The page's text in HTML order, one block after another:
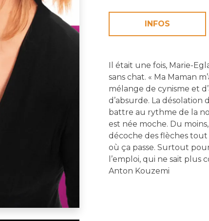
INFOS
Il était une fois, Marie-
sans chat. « Ma Maman
mélange de cynisme et
d’absurde. La
battre au rythme de la
est née moche. Du
décoche des flèches
où ça passe. Surtout
l’emploi, qui ne sait plus
Anton Kouzemi